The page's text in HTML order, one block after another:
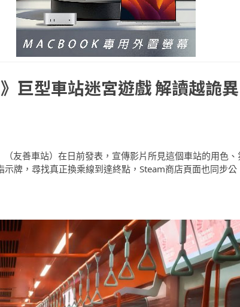
巨型車站迷宮遊戲 解讀越詭異
友善車站）在日前發表，宣傳影片所見這個車站的用色、
牌，尋找真正換乘線到達終點，Steam商店頁面也同步公